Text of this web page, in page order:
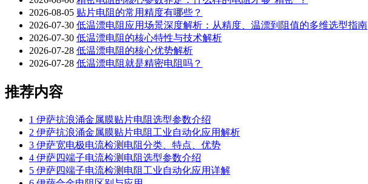
2026-08-05 贴片电阻的常用精度有哪些？
2026-07-30 低温漂电阻应用场景深度解析：从精度、温漂到阻值的多维选型指南
2026-07-30 低温漂电阻的核心特性与技术解析
2026-07-28 低温漂电阻的核心优势解析
2026-07-28 低温漂电阻就是精密电阻吗？
推荐内容
1 伊萨抗浪涌金属膜贴片电阻选型参数介绍
2 伊萨抗浪涌金属膜贴片电阻工业自动化应用解析
3 伊萨宽电极电流检测电阻分类、特点、优势
4 伊萨四端子电流检测电阻选型参数介绍
5 伊萨四端子电流检测电阻工业自动化应用详解